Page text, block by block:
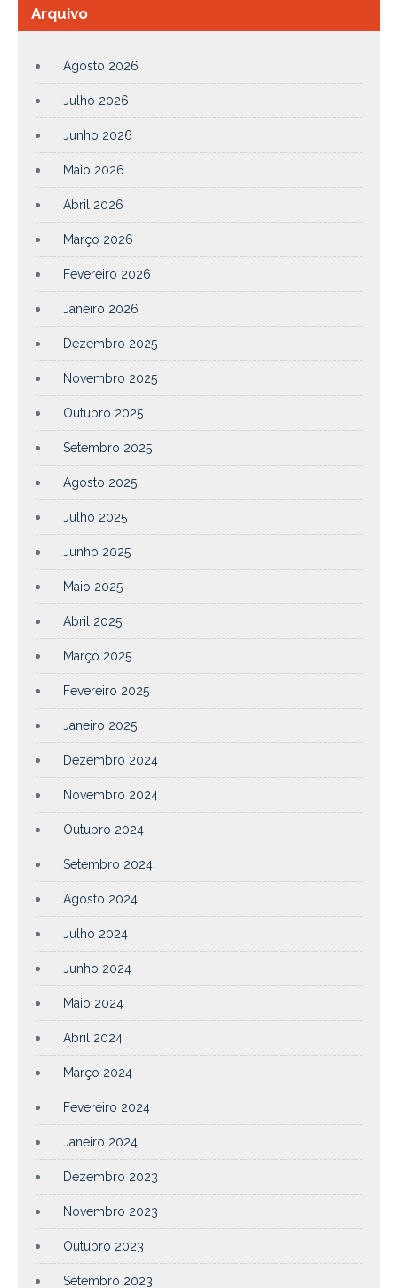
Arquivo
Agosto 2026
Julho 2026
Junho 2026
Maio 2026
Abril 2026
Março 2026
Fevereiro 2026
Janeiro 2026
Dezembro 2025
Novembro 2025
Outubro 2025
Setembro 2025
Agosto 2025
Julho 2025
Junho 2025
Maio 2025
Abril 2025
Março 2025
Fevereiro 2025
Janeiro 2025
Dezembro 2024
Novembro 2024
Outubro 2024
Setembro 2024
Agosto 2024
Julho 2024
Junho 2024
Maio 2024
Abril 2024
Março 2024
Fevereiro 2024
Janeiro 2024
Dezembro 2023
Novembro 2023
Outubro 2023
Setembro 2023